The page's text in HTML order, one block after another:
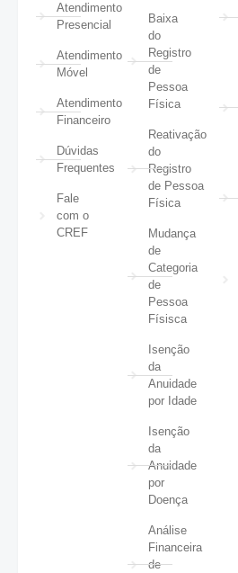
Atendimento
Presencial
Atendimento
Móvel
Atendimento
Financeiro
Dúvidas
Frequentes
Fale
com o
CREF
Baixa
do
Registro
de
Pessoa
Física
Reativação
do
Registro
de Pessoa
Física
Mudança
de
Categoria
de
Pessoa
Físisca
Isenção
da
Anuidade
por Idade
Isenção
da
Anuidade
por
Doença
Análise
Financeira
de